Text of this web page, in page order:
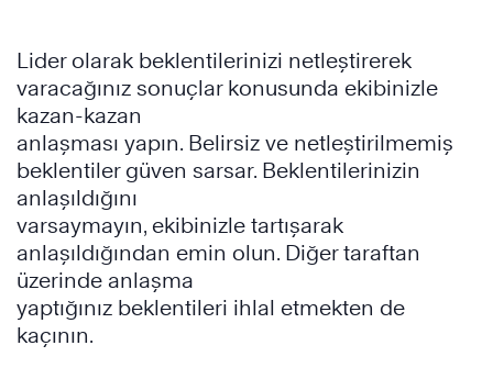
Lider olarak beklentilerinizi netleştirerek
varacağınız sonuçlar konusunda ekibinizle
kazan-kazan
anlaşması yapın. Belirsiz ve netleştirilmemiş
beklentiler güven sarsar. Beklentilerinizin
anlaşıldığını
varsaymayın, ekibinizle tartışarak
anlaşıldığından emin olun. Diğer taraftan
üzerinde anlaşma
yaptığınız beklentileri ihlal etmekten de
kaçının.